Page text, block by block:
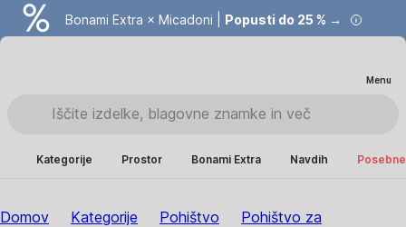
Bonami Extra × Micadoni | Popusti do 25 % →
Menu
Kategorije Prostor Bonami Extra Navdih
Domov Kategorije Pohištvo Pohištvo za